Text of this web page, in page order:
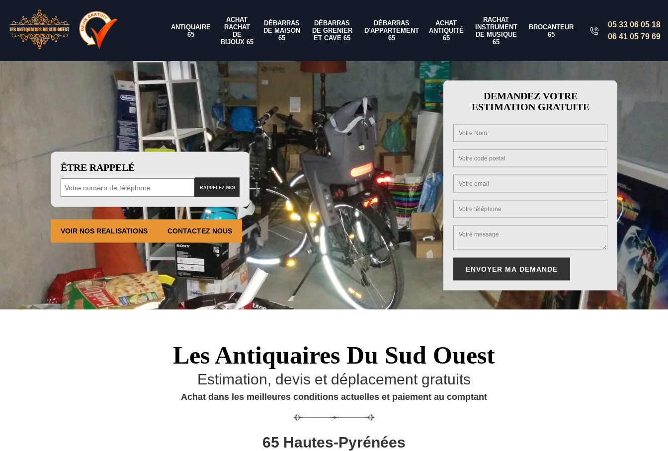
ANTIQUAIRE
65
ACHAT
RACHAT
DE
BIJOUX 65
DÉBARRAS
DE MAISON
65
DÉBARRAS
DE GRENIER
ET CAVE 65
DÉBARRAS
D'APPARTEMENT
65
ACHAT
ANTIQUITÉ
65
RACHAT
INSTRUMENT
DE MUSIQUE
65
BROCANTEUR
65
05 33 06 05 18
06 41 05 79 69
ÊTRE RAPPELÉ
VOIR NOS REALISATIONS CONTACTEZ NOUS
DEMANDEZ VOTRE
ESTIMATION GRATUITE
Les Antiquaires Du Sud Ouest
Estimation, devis et déplacement gratuits
Achat dans les meilleures conditions actuelles et paiement au comptant
65 Hautes-Pyrénées